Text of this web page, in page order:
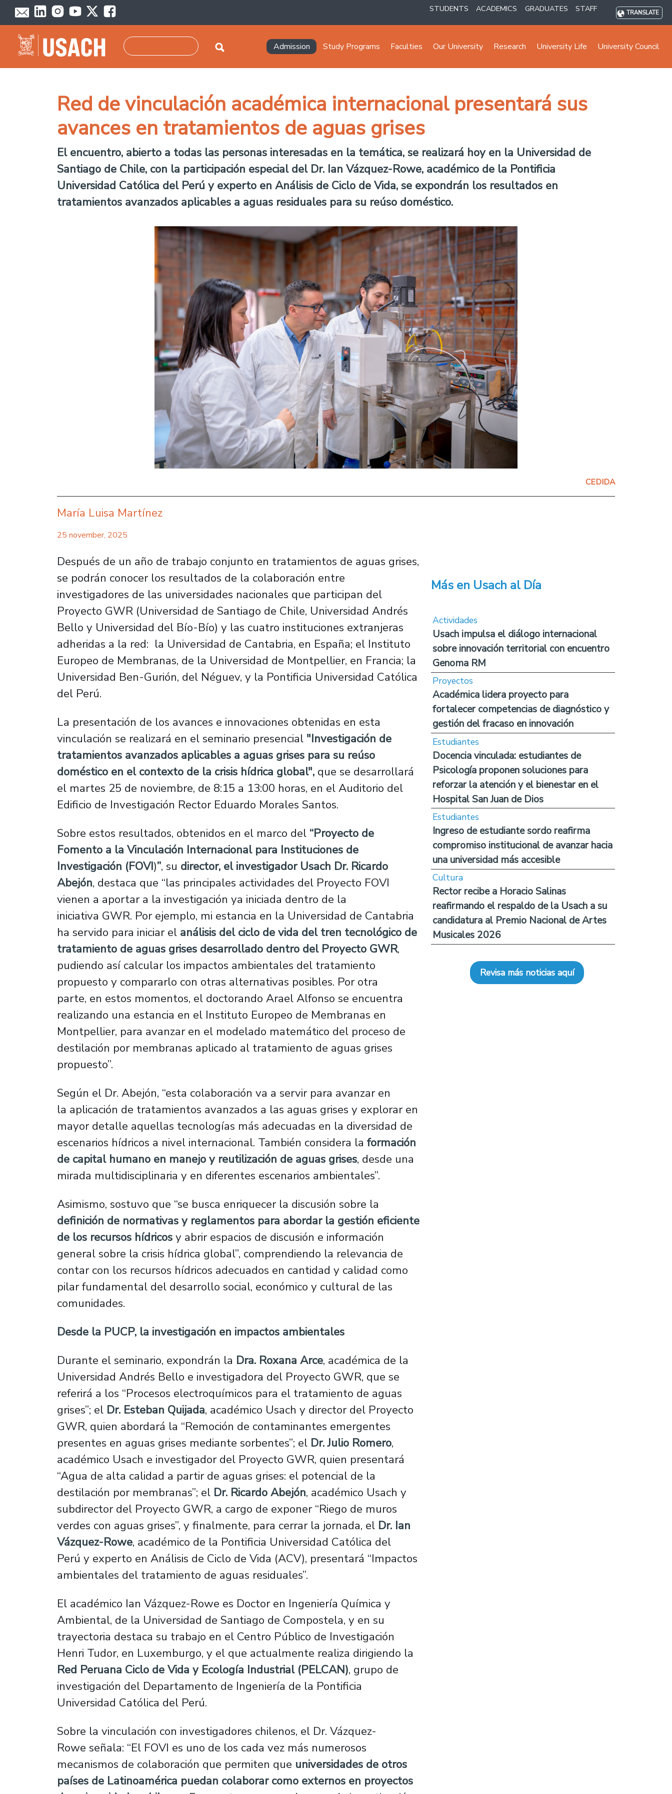
Skip to main content STUDENTS ACADEMICS GRADUATES STAFF TRANSLATE
Navegación principal
Admission Study Programs Faculties Our University Research University Life University Council
Red de vinculación académica internacional presentará sus
avances en tratamientos de aguas grises
El encuentro, abierto a todas las personas interesadas en la temática, se realizará hoy en la Universidad de
Santiago de Chile, con la participación especial del Dr. Ian Vázquez-Rowe, académico de la Pontificia
Universidad Católica del Perú y experto en Análisis de Ciclo de Vida, se expondrán los resultados en
tratamientos avanzados aplicables a aguas residuales para su reúso doméstico.
CEDIDA
María Luisa Martínez
25 november, 2025
Después de un año de trabajo conjunto en tratamientos de aguas grises,
se podrán conocer los resultados de la colaboración entre
investigadores de las universidades nacionales que participan del
Proyecto GWR (Universidad de Santiago de Chile, Universidad Andrés
Bello y Universidad del Bío-Bío) y las cuatro instituciones extranjeras
adheridas a la red: la Universidad de Cantabria, en España; el Instituto
Europeo de Membranas, de la Universidad de Montpellier, en Francia; la
Universidad Ben-Gurión, del Néguev, y la Pontificia Universidad Católica
del Perú.
La presentación de los avances e innovaciones obtenidas en esta
vinculación se realizará en el seminario presencial "Investigación de
tratamientos avanzados aplicables a aguas grises para su reúso
doméstico en el contexto de la crisis hídrica global", que se desarrollará
el martes 25 de noviembre, de 8:15 a 13:00 horas, en el Auditorio del
Edificio de Investigación Rector Eduardo Morales Santos.
Sobre estos resultados, obtenidos en el marco del “Proyecto de
Fomento a la Vinculación Internacional para Instituciones de
Investigación (FOVI)”, su director, el investigador Usach Dr. Ricardo
Abejón, destaca que “las principales actividades del Proyecto FOVI
vienen a aportar a la investigación ya iniciada dentro de la
iniciativa GWR. Por ejemplo, mi estancia en la Universidad de Cantabria
ha servido para iniciar el análisis del ciclo de vida del tren tecnológico de
tratamiento de aguas grises desarrollado dentro del Proyecto GWR,
pudiendo así calcular los impactos ambientales del tratamiento
propuesto y compararlo con otras alternativas posibles. Por otra
parte, en estos momentos, el doctorando Arael Alfonso se encuentra
realizando una estancia en el Instituto Europeo de Membranas en
Montpellier, para avanzar en el modelado matemático del proceso de
destilación por membranas aplicado al tratamiento de aguas grises
propuesto”.
Según el Dr. Abejón, “esta colaboración va a servir para avanzar en
la aplicación de tratamientos avanzados a las aguas grises y explorar en
mayor detalle aquellas tecnologías más adecuadas en la diversidad de
escenarios hídricos a nivel internacional. También considera laformación
de capital humano en manejo y reutilización de aguas grises, desde una
mirada multidisciplinaria y en diferentes escenarios ambientales”.
Asimismo, sostuvo que “se busca enriquecer la discusión sobre la
definición de normativas y reglamentos para abordar la gestión eficiente
de los recursos hídricosy abrir espacios de discusión e información
general sobre la crisis hídrica global”, comprendiendo la relevancia de
contar con los recursos hídricos adecuados en cantidad y calidad como
pilar fundamental del desarrollo social, económico y cultural de las
comunidades.
Desde la PUCP, la investigación en impactos ambientales
Durante el seminario, expondrán la Dra. Roxana Arce, académica de la
Universidad Andrés Bello e investigadora del Proyecto GWR, que se
referirá a los “Procesos electroquímicos para el tratamiento de aguas
grises”; el Dr. Esteban Quijada, académico Usach y director del Proyecto
GWR, quien abordará la “Remoción de contaminantes emergentes
presentes en aguas grises mediante sorbentes”; el Dr. Julio Romero,
académico Usach e investigador del Proyecto GWR, quien presentará
“Agua de alta calidad a partir de aguas grises: el potencial de la
destilación por membranas”; el Dr. Ricardo Abejón, académico Usach y
subdirector del Proyecto GWR, a cargo de exponer “Riego de muros
verdes con aguas grises”, y finalmente, para cerrar la jornada, el Dr. Ian
Vázquez-Rowe, académico de la Pontificia Universidad Católica del
Perú y experto en Análisis de Ciclo de Vida (ACV), presentará “Impactos
ambientales del tratamiento de aguas residuales”.
El académico Ian Vázquez-Rowe es Doctor en Ingeniería Química y
Ambiental, de la Universidad de Santiago de Compostela, y en su
trayectoria destaca su trabajo en el Centro Público de Investigación
Henri Tudor, en Luxemburgo, y el que actualmente realiza dirigiendo la
Red Peruana Ciclo de Vida y Ecología Industrial (PELCAN), grupo de
investigación del Departamento de Ingeniería de la Pontificia
Universidad Católica del Perú.
Sobre la vinculación con investigadores chilenos, el Dr. Vázquez-
Rowe señala: “El FOVI es uno de los cada vez más numerosos
mecanismos de colaboración que permiten que universidades de otros
países de Latinoamérica puedan colaborar como externos en proyectos
Más en Usach al Día
Actividades
Usach impulsa el diálogo internacional
sobre innovación territorial con encuentro
Genoma RM
Proyectos
Académica lidera proyecto para
fortalecer competencias de diagnóstico y
gestión del fracaso en innovación
Estudiantes
Docencia vinculada: estudiantes de
Psicología proponen soluciones para
reforzar la atención y el bienestar en el
Hospital San Juan de Dios
Estudiantes
Ingreso de estudiante sordo reafirma
compromiso institucional de avanzar hacia
una universidad más accesible
Cultura
Rector recibe a Horacio Salinas
reafirmando el respaldo de la Usach a su
candidatura al Premio Nacional de Artes
Musicales 2026
Revisa más noticias aquí